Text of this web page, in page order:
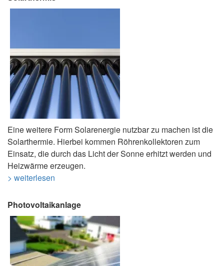
Eine weitere Form Solarenergie nutzbar zu machen ist die
Solarthermie. Hierbei kommen Röhrenkollektoren zum
Einsatz, die durch das Licht der Sonne erhitzt werden und
Heizwärme erzeugen.
> weiterlesen
Photovoltaikanlage